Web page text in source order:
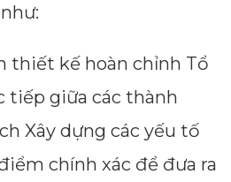
thiết kế hoàn chỉnh Tổ
tiếp giữa các thành
Xây dựng các yếu tố
chính xác để đưa ra